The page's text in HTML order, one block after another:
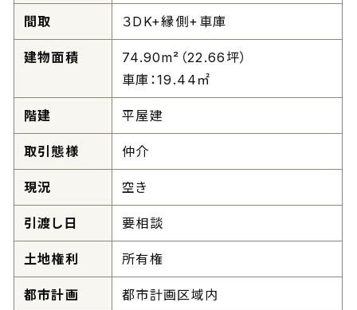
間取 ３DK+縁側+車庫
建物面積
74.90m²（22.66坪）
車庫：19.44㎡
階建 平屋建
取引態様 仲介
現況 空き
引渡し日 要相談
土地権利 所有権
都市計画 都市計画区域内